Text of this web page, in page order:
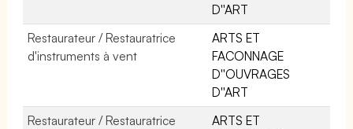
D''ART
Restaurateur / Restauratrice
d'instruments à vent
ARTS ET
FACONNAGE
D''OUVRAGES
D''ART
Restaurateur / Restauratrice
ARTS ET